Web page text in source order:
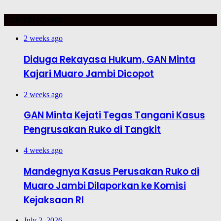
2 weeks ago
Diduga Rekayasa Hukum, GAN Minta
Kajari Muaro Jambi Dicopot
2 weeks ago
GAN Minta Kejati Tegas Tangani Kasus
Pengrusakan Ruko di Tangkit
4 weeks ago
Mandegnya Kasus Perusakan Ruko di
Muaro Jambi Dilaporkan ke Komisi
Kejaksaan RI